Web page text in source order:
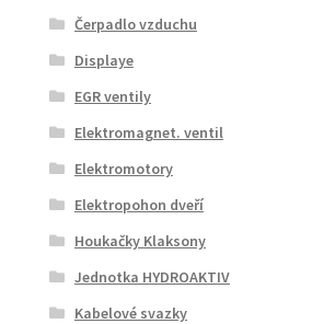
Čerpadlo vzduchu
Displaye
EGR ventily
Elektromagnet. ventil
Elektromotory
Elektropohon dveří
Houkačky Klaksony
Jednotka HYDROAKTIV
Kabelové svazky